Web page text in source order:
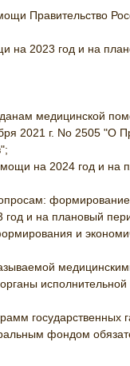
Правительство
на 2023 год и на
медицинской
2021 г. No 2505 "О
на 2024 год и
и на плановый
и
исполнительной
государственных
фондом